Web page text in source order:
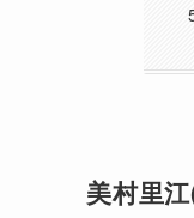
美村里